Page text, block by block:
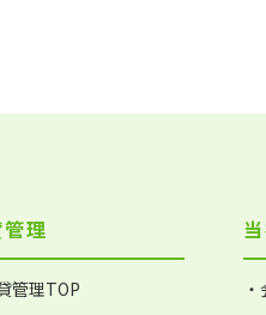
理
管理TOP